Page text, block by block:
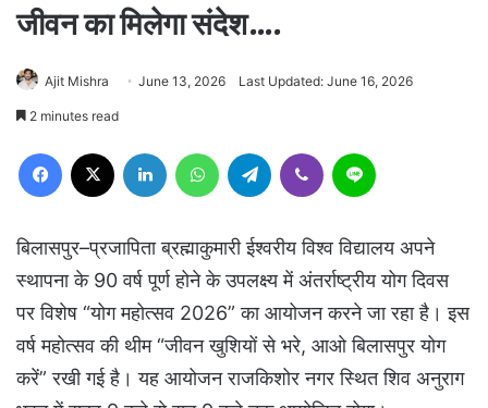
जीवन का मिलेगा संदेश….
Ajit Mishra June 13, 2026 Last Updated: June 16, 2026
2 minutes read
Facebook LinkedIn WhatsAppTelegram Viber
बिलासपुर–प्रजापिता ब्रह्माकुमारी ईश्वरीय विश्व विद्यालय अपने
स्थापना के 90 वर्ष पूर्ण होने के उपलक्ष्य में अंतर्राष्ट्रीय योग दिवस
पर विशेष “योग महोत्सव 2026” का आयोजन करने जा रहा है। इस
वर्ष महोत्सव की थीम “जीवन खुशियों से भरे, आओ बिलासपुर योग
करें” रखी गई है। यह आयोजन राजकिशोर नगर स्थित शिव अनुराग